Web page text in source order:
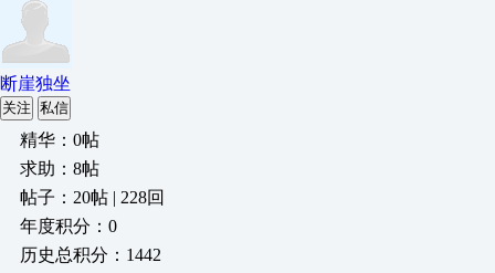
断崖独坐
关注 私信
精华：0帖
求助：8帖
帖子：20帖 | 228回
年度积分：0
历史总积分：1442